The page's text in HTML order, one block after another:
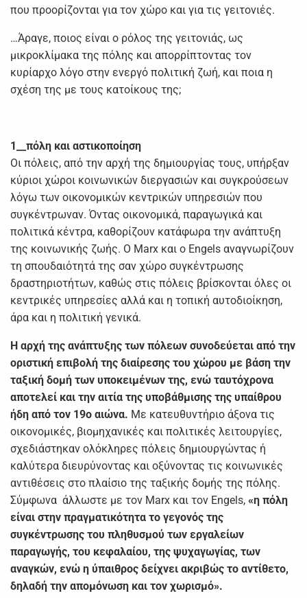
που προορίζονται για τον χώρο και για τις γειτονιές.
…Άραγε, ποιος είναι ο ρόλος της γειτονιάς, ως
μικροκλίμακα της πόλης και απορρίπτοντας τον
κυρίαρχο λόγο στην ενεργό πολιτική ζωή, και ποια η
σχέση της με τους κατοίκους της;
1__πόλη και αστικοποίηση
Οι πόλεις, από την αρχή της δημιουργίας τους, υπήρξαν
κύριοι χώροι κοινωνικών διεργασιών και συγκρούσεων
λόγω των οικονομικών κεντρικών υπηρεσιών που
συγκέντρωναν. Όντας οικονομικά, παραγωγικά και
πολιτικά κέντρα, καθορίζουν κατάφωρα την ανάπτυξη
της κοινωνικής ζωής. Ο Marx και ο Engels αναγνωρίζουν
τη σπουδαιότητά της σαν χώρο συγκέντρωσης
δραστηριοτήτων, καθώς στις πόλεις βρίσκονται όλες οι
κεντρικές υπηρεσίες αλλά και η τοπική αυτοδιοίκηση,
άρα και η πολιτική γενικά.
Η αρχή της ανάπτυξης των πόλεων συνοδεύεται από την
οριστική επιβολή της διαίρεσης του χώρου με βάση την
ταξική δομή των υποκειμένων της, ενώ ταυτόχρονα
αποτελεί και την αιτία της υποβάθμισης της υπαίθρου
ήδη από τον 19ο αιώνα. Με κατευθυντήριο άξονα τις
οικονομικές, βιομηχανικές και πολιτικές λειτουργίες,
σχεδιάστηκαν ολόκληρες πόλεις δημιουργώντας ή
καλύτερα διευρύνοντας και οξύνοντας τις κοινωνικές
αντιθέσεις στο πλαίσιο της ταξικής δομής της πόλης.
Σύμφωνα άλλωστε με τον Marx και τον Engels, «η πόλη
είναι στην πραγματικότητα το γεγονός της
συγκέντρωσης του πληθυσμού των εργαλείων
παραγωγής, του κεφαλαίου, της ψυχαγωγίας, των
αναγκών, ενώ η ύπαιθρος δείχνει ακριβώς το αντίθετο,
δηλαδή την απομόνωση και τον χωρισμό».